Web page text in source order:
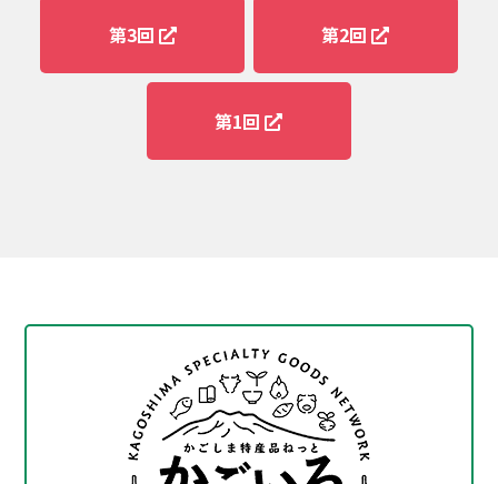
第3回 第2回
第1回